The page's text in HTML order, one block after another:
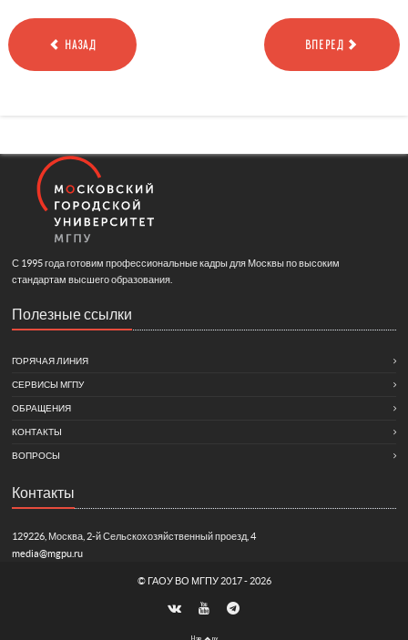
НАЗАД ВПЕРЕД
С 1995 года готовим профессиональные кадры для Москвы по высоким
стандартам высшего образования.
Полезные ссылки
ГОРЯЧАЯ ЛИНИЯ
СЕРВИСЫ МГПУ
ОБРАЩЕНИЯ
КОНТАКТЫ
ВОПРОСЫ
Контакты
129226, Москва, 2-й Сельскохозяйственный проезд, 4
media@mgpu.ru
© ГАОУ ВО МГПУ 2017 - 2026